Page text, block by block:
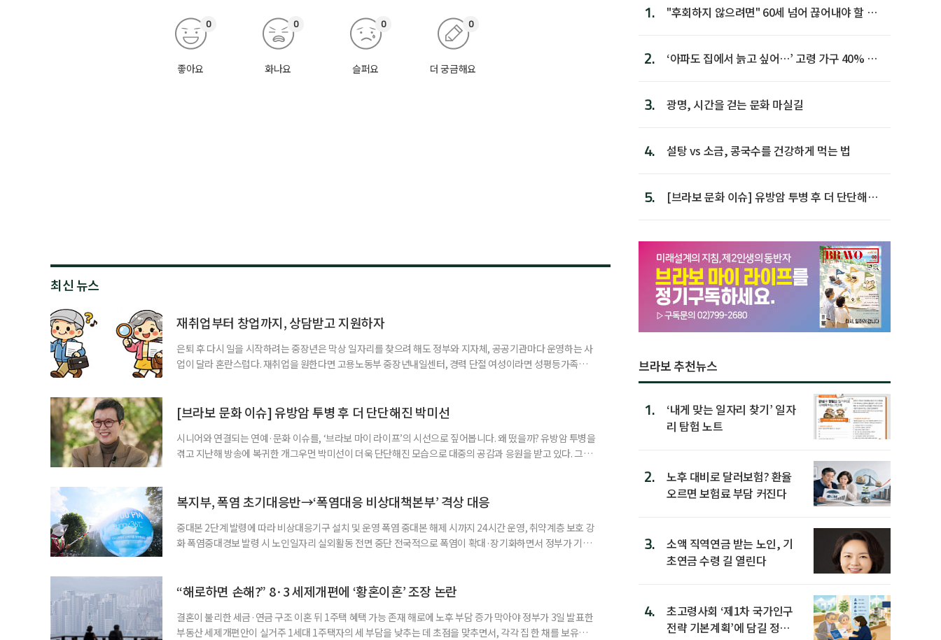
좋아요
0
화나요
0
슬퍼요
0
더 궁금해요
0
최신 뉴스
재취업부터 창업까지, 상담받고 지원하자
은퇴 후 다시 일을 시작하려는 중장년은 막상 일자리를 찾으려 해도 정부와 지자체, 공공기관마다 운영하는 사
업이 달라 혼란스럽다. 재취업을 원한다면 고용노동부 중장년내일센터, 경력 단절 여성이라면 성평등가족부
준비부터 구직 수당까지 고용노동부 국민취업지원제도 구직활동이 쉽지 않은 사람을 위한 제도다. 개인별 취
업 지원 계획을 세
[브라보 문화 이슈] 유방암 투병 후 더 단단해진 박미선
시니어와 연결되는 연예·문화 이슈를, ‘브라보 마이 라이프’의 시선으로 짚어봅니다. 왜 떴을까? 유방암 투병을
겪고 지난해 방송에 복귀한 개그우먼 박미선이 더욱 단단해진 모습으로 대중의 공감과 응원을 받고 있다. 그러
까. 오랜 방송 생활 뒤 전해진 투병 소식 박미선은 재치 있는 말솜씨와 공감 능력으로
복지부, 폭염 초기대응반→‘폭염대응 비상대책본부’ 격상 대응
중대본 2단계 발령에 따라 비상대응기구 설치 및 운영 폭염 중대본 해제 시까지 24시간 운영, 취약계층 보호 강
화 폭염중대경보 발령 시 노인일자리 실외활동 전면 중단 전국적으로 폭염이 확대·장기화하면서 정부가 기존
책본부(중대본) 2단계(심각)가 발령된 이후에도 폭염이 전국적으로 확대되고 장기화한 데 따른 것이다. 기존에
“해로하면 손해?” 8·3 세제개편에 ‘황혼이혼’ 조장 논란
결혼이 불리한 세금·연금 구조 이혼 뒤 1주택 혜택 가능 존재 해로에 노후 부담 증가 막아야 정부가 3일 발표한
부동산 세제개편안이 실거주 1세대 1주택자의 세 부담을 낮추는 데 초점을 맞추면서, 각각 집 한 채를 보유한
1.
"후회하지 않으려면" 60세 넘어 끊어내야 할 사
2.
‘아파도 집에서 늙고 싶어…’ 고령 가구 40% 노
3. 광명, 시간을 걷는 문화 마실길
4. 설탕 vs 소금, 콩국수를 건강하게 먹는 법
5.
[브라보 문화 이슈] 유방암 투병 후 더 단단해진
브라보 추천뉴스
1.
‘내게 맞는 일자리 찾기’ 일자
리 탐험 노트
2.
노후 대비로 달러보험? 환율
오르면 보험료 부담 커진다
3.
소액 직역연금 받는 노인, 기
초연금 수령 길 열린다
4.
초고령사회 ‘제1차 국가인구
전략 기본계획’에 담길 정책